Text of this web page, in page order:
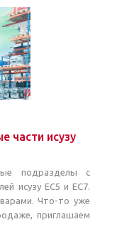
части исузу
подразделы с
исузу EC5 и ЕС7.
Что-то уже
приглашаем